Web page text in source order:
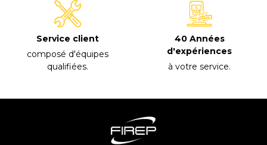
Service client
composé d'équipes
qualifiées.
40 Années
d'expériences
à votre service.